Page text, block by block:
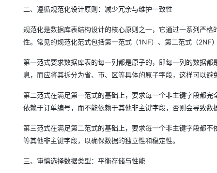
二、遵循规范化设计原则：减少冗余与维护一致性
规范化是数据库表结构设计的核心原则之一，它通过一系列严
性。常见的规范化范式包括第一范式（1NF）、第二范式（2NF
第一范式要求数据库表的每一列都是原子的，即每一列的数据
息，而应将其拆分为省、市、区等具体的原子字段，这样可以避
第二范式在满足第一范式的基础上，要求每一个非主键字段都
依赖于订单编号，而不能依赖于其他非主键字段，否则会导致数
第三范式在满足第二范式的基础上，要求每一个非主键字段都
等其他非主键字段，以确保数据的独立性和稳定性。
三、审慎选择数据类型：平衡存储与性能
大模型解决方案
快速部署 Dify，高效搭
专有云